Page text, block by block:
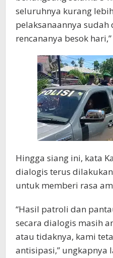
seluruhnya kurang
pelaksanaannya
rencananya besok
Hingga siang ini, kata
dialogis terus
untuk memberi rasa
“Hasil patroli dan
secara dialogis masih
atau tidaknya, kami
antisipasi,” ungkapnya